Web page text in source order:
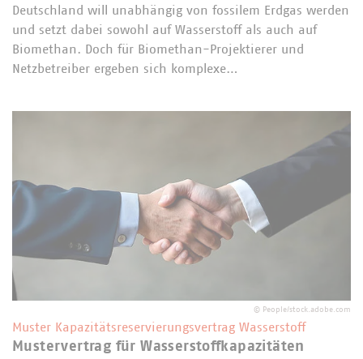
Deutschland will unabhängig von fossilem Erdgas werden
und setzt dabei sowohl auf Wasserstoff als auch auf
Biomethan. Doch für Biomethan-Projektierer und
Netzbetreiber ergeben sich komplexe…
© People/stock.adobe.com
Muster Kapazitätsreservierungsvertrag Wasserstoff
Mustervertrag für Wasserstoffkapazitäten